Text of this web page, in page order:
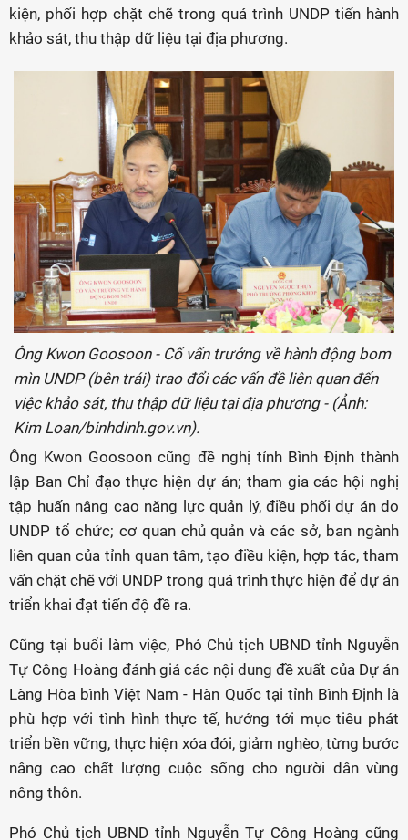
kiện, phối hợp chặt chẽ trong quá trình UNDP tiến hành
khảo sát, thu thập dữ liệu tại địa phương.
Ông Kwon Goosoon - Cố vấn trưởng về hành động bom
mìn UNDP (bên trái) trao đổi các vấn đề liên quan đến
việc khảo sát, thu thập dữ liệu tại địa phương - (Ảnh:
Kim Loan/binhdinh.gov.vn).
Ông Kwon Goosoon cũng đề nghị tỉnh Bình Định thành
lập Ban Chỉ đạo thực hiện dự án; tham gia các hội nghị
tập huấn nâng cao năng lực quản lý, điều phối dự án do
UNDP tổ chức; cơ quan chủ quản và các sở, ban ngành
liên quan của tỉnh quan tâm, tạo điều kiện, hợp tác, tham
vấn chặt chẽ với UNDP trong quá trình thực hiện để dự án
triển khai đạt tiến độ đề ra.
Cũng tại buổi làm việc, Phó Chủ tịch UBND tỉnh Nguyễn
Tự Công Hoàng đánh giá các nội dung đề xuất của Dự án
Làng Hòa bình Việt Nam - Hàn Quốc tại tỉnh Bình Định là
phù hợp với tình hình thực tế, hướng tới mục tiêu phát
triển bền vững, thực hiện xóa đói, giảm nghèo, từng bước
nâng cao chất lượng cuộc sống cho người dân vùng
nông thôn.
Phó Chủ tịch UBND tỉnh Nguyễn Tự Công Hoàng cũng